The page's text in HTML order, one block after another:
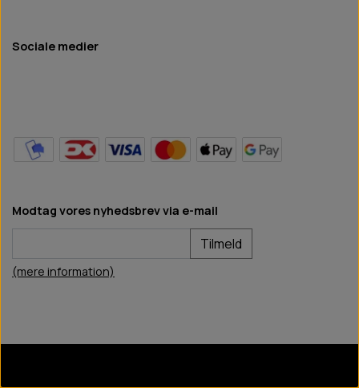
Sociale medier
Modtag vores nyhedsbrev via e-mail
Tilmeld
(mere information)